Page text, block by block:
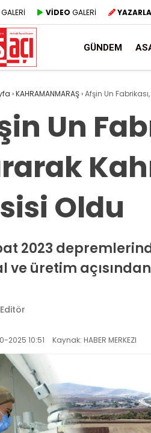
GALERİ VİDEO GALERİ
GÜNDEM
›KAHRAMANMARAŞ›Afşin Un
Un
Oldu
2023
ve üretim
Editör
2025 10:51 Kaynak: HABER MERKEZI